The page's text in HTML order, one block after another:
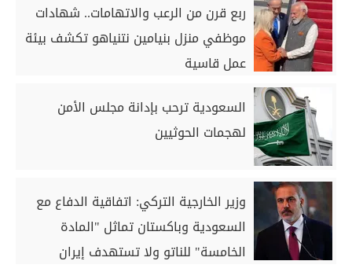
ربع قرن من الرعب والاتهامات.. شهادات
موظفي منزل بنيامين نتنياهو تكشف بيئة
عمل قاسية
السعودية ترحب بإدانة مجلس الأمن
لهجمات الحوثيين
وزير الخارجية التركي: اتفاقية الدفاع مع
السعودية وباكستان تماثل "المادة
الخامسة" للناتو ولا تستهدف إيران